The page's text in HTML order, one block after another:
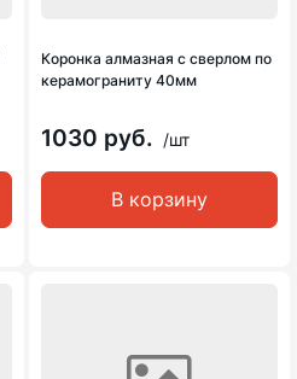
Коронка алмазная с сверлом по
керамограниту 40мм
1030 руб. /шт
В корзину